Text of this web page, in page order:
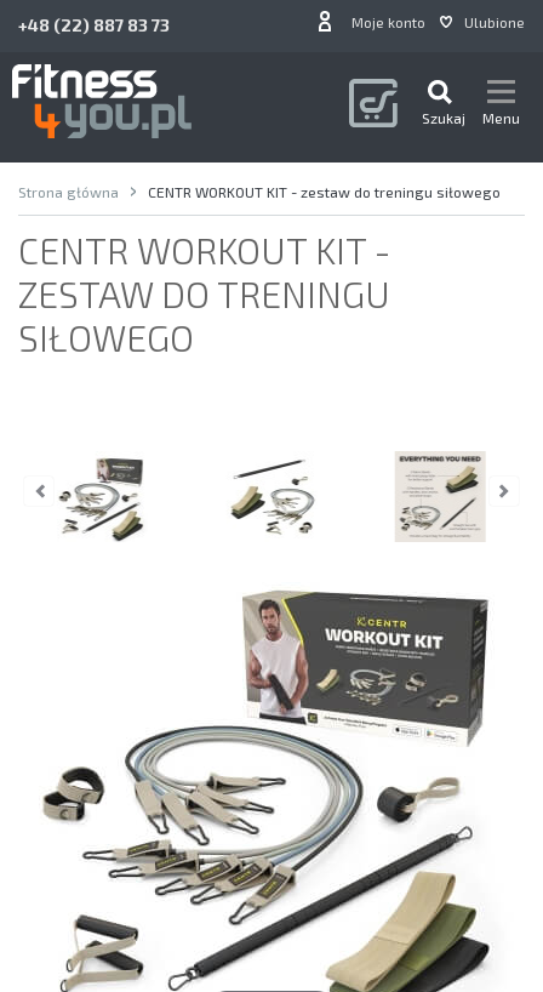
+48 (22) 887 83 73 Moje konto Ulubione
Szukaj Menu
Strona główna CENTR WORKOUT KIT - zestaw do treningu siłowego
CENTR WORKOUT KIT -
ZESTAW DO TRENINGU
SIŁOWEGO